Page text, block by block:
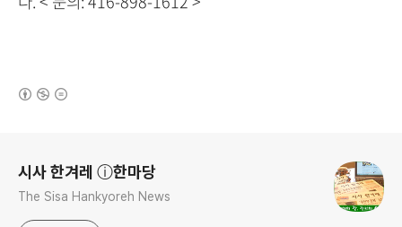
시사 한겨레 ⓘ한마당
The Sisa Hankyoreh News